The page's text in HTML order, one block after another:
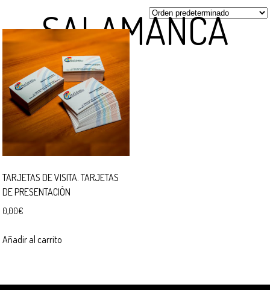
SALAMANCA
TARJETAS DE VISITA. TARJETAS
DE PRESENTACIÓN
0,00€
Añadir al carrito